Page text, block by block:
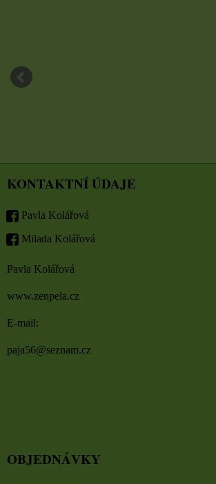
KONTAKTNÍ ÚDAJE
Pavla Kolářová
Milada Kolářová
Pavla Kolářová
www.zenpela.cz
E-mail:
paja56@seznam.cz
OBJEDNÁVKY